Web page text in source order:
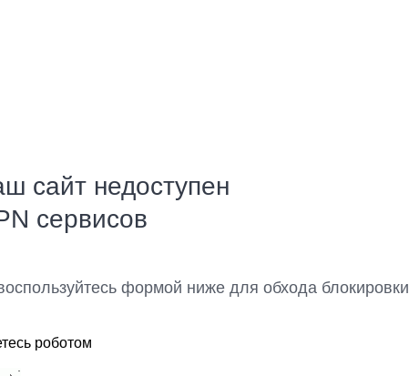
сайт недоступен
сервисов
формой ниже для обхода блокировки
роботом